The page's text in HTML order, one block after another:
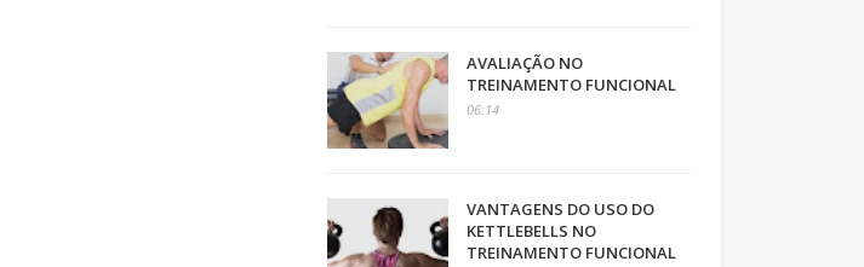
AVALIAÇÃO NO
TREINAMENTO FUNCIONAL
06:14
VANTAGENS DO USO DO
KETTLEBELLS NO
TREINAMENTO FUNCIONAL